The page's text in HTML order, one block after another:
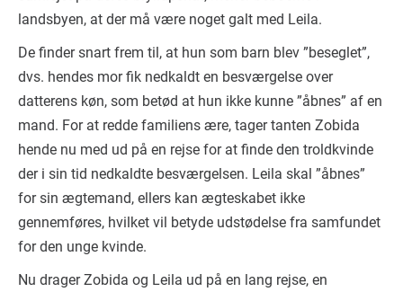
landsbyen, at der må være noget galt med Leila.
De finder snart frem til, at hun som barn blev ”beseglet”,
dvs. hendes mor fik nedkaldt en besværgelse over
datterens køn, som betød at hun ikke kunne ”åbnes” af en
mand. For at redde familiens ære, tager tanten Zobida
hende nu med ud på en rejse for at finde den troldkvinde
der i sin tid nedkaldte besværgelsen. Leila skal ”åbnes”
for sin ægtemand, ellers kan ægteskabet ikke
gennemføres, hvilket vil betyde udstødelse fra samfundet
for den unge kvinde.
Nu drager Zobida og Leila ud på en lang rejse, en